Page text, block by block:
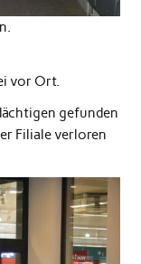
vor Ort.
gefunden
Filiale verloren